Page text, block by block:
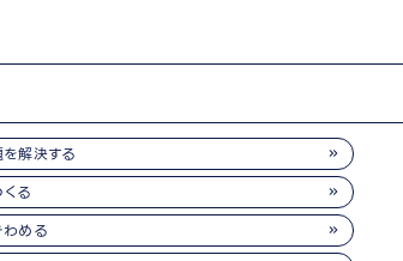
解決する
る
める